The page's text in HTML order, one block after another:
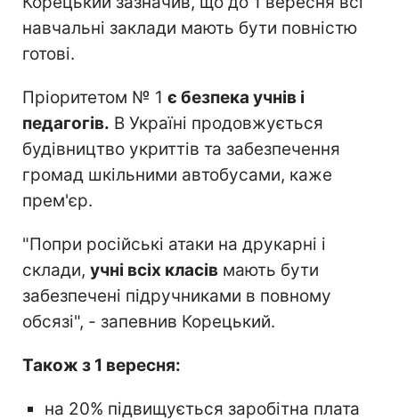
навчальні заклади мають бути повністю
готові.
Пріоритетом № 1 є безпека учнів і
педагогів. В Україні продовжується
будівництво укриттів та забезпечення
громад шкільними автобусами, каже
прем'єр.
"Попри російські атаки на друкарні і
склади, учні всіх класів мають бути
забезпечені підручниками в повному
обсязі", - запевнив Корецький.
Також з 1 вересня:
на 20% підвищується заробітна плата